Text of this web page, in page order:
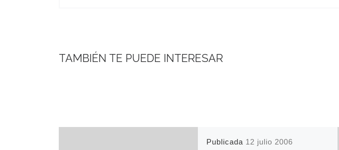
TAMBIÉN TE PUEDE INTERESAR
Publicada 12 julio 2006